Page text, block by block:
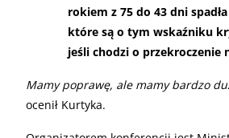
rokiem z 75 do 43 dni
które są o tym wskaźniku
jeśli chodzi o przekroczenie
Mamy poprawę, ale mamy bardzo
ocenił Kurtyka.